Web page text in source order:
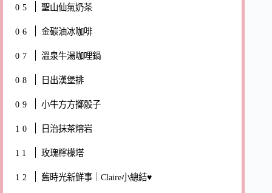
聖山仙氣奶茶
金碳油冰咖啡
溫泉牛湯咖哩鍋
日出漢堡排
小牛方方擲骰子
日治抹茶熔岩
玫瑰檸檬塔
舊時光新鮮事｜Claire小總結♥